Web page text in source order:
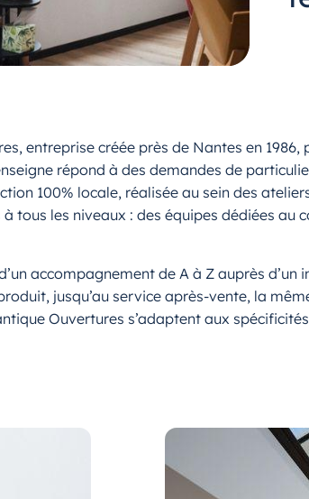
entreprise créée près de Nantes en
répond à des demandes de
100% locale, réalisée au sein des
tous les niveaux : des équipes dédiées
accompagnement de A à Z auprès
jusqu’au service après-vente, la
Ouvertures s’adaptent aux